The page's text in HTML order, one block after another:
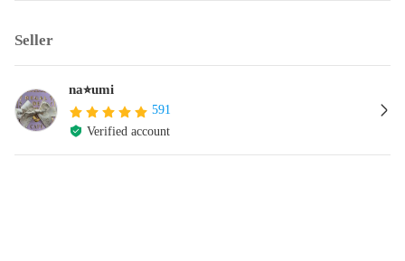
Seller
na⭐︎umi
591
Verified account